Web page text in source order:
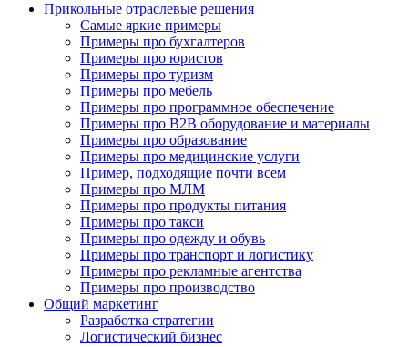
Прикольные отраслевые решения
Самые яркие примеры
Примеры про бухгалтеров
Примеры про юристов
Примеры про туризм
Примеры про мебель
Примеры про программное обеспечение
Примеры про В2В оборудование и материалы
Примеры про образование
Примеры про медицинские услуги
Пример, подходящие почти всем
Примеры про МЛМ
Примеры про продукты питания
Примеры про такси
Примеры про одежду и обувь
Примеры про транспорт и логистику
Примеры про рекламные агентства
Примеры про производство
Общий маркетинг
Разработка стратегии
Логистический бизнес